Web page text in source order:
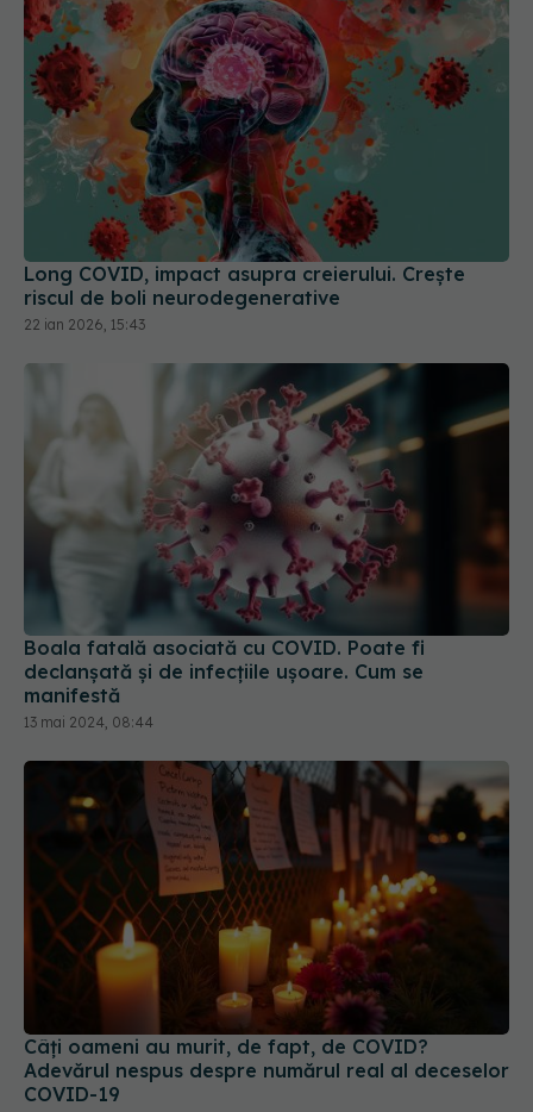
Long COVID, impact asupra creierului. Crește
riscul de boli neurodegenerative
22 ian 2026, 15:43
Boala fatală asociată cu COVID. Poate fi
declanșată și de infecțiile ușoare. Cum se
manifestă
13 mai 2024, 08:44
Câți oameni au murit, de fapt, de COVID?
Adevărul nespus despre numărul real al deceselor
COVID-19
21 mar 2025, 16:32